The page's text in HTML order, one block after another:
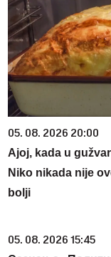
05. 08. 2026 20:00
Ajoj, kada u
Niko nikada nije
bolji
05. 08. 2026 15:45